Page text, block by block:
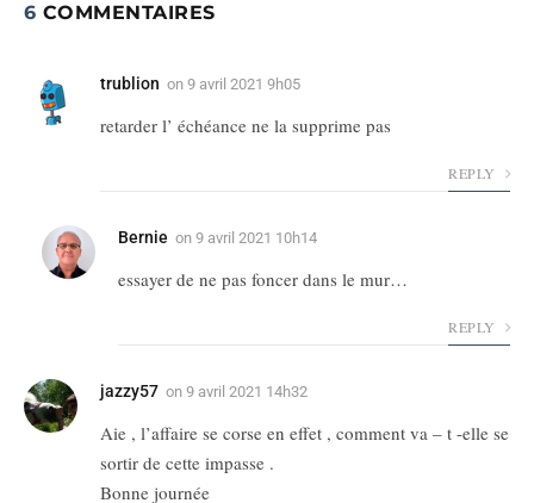
6 COMMENTAIRES
trublion on 9 avril 2021 9h05
retarder l’ échéance ne la supprime pas
REPLY
Bernie on 9 avril 2021 10h14
essayer de ne pas foncer dans le mur…
REPLY
jazzy57 on 9 avril 2021 14h32
Aie , l’affaire se corse en effet , comment va – t -elle se
sortir de cette impasse .
Bonne journée